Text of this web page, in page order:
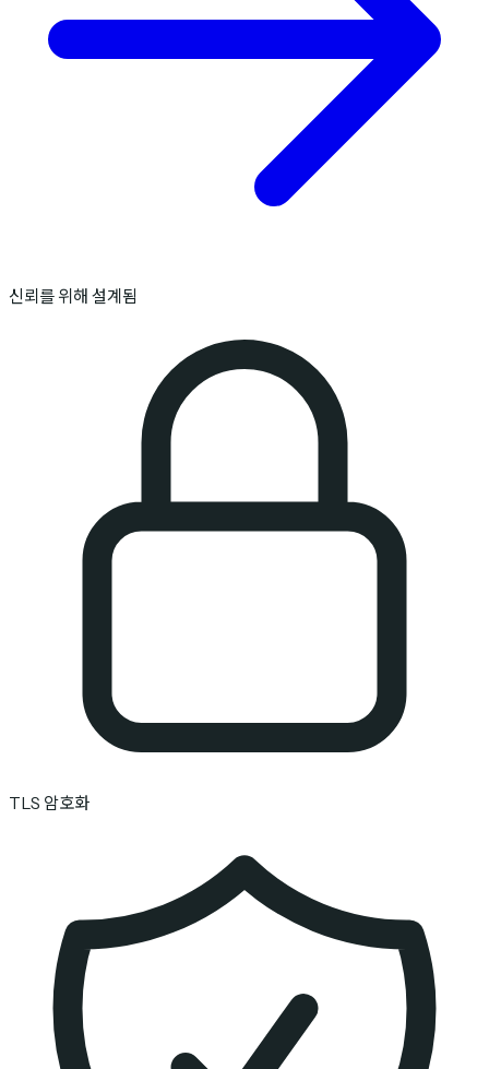
신뢰를 위해 설계됨
TLS 암호화